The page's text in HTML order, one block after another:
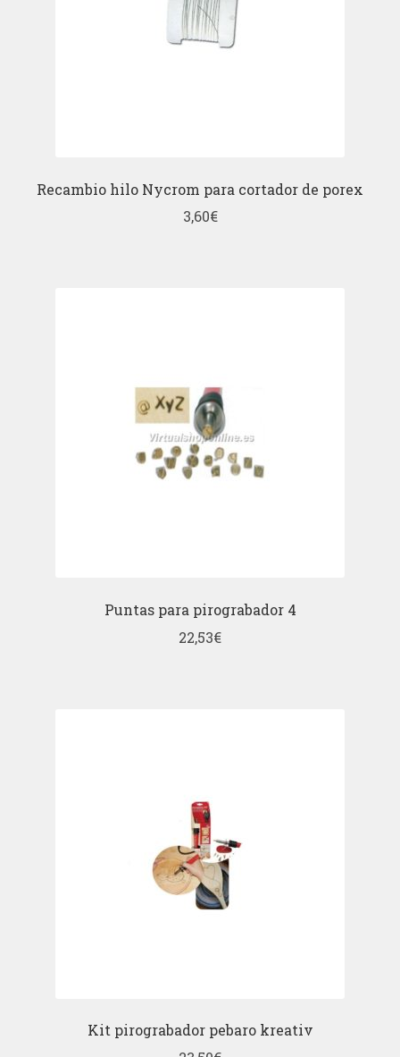
Recambio hilo Nycrom para cortador de porex
3,60€
Puntas para pirograbador 4
22,53€
Kit pirograbador pebaro kreativ